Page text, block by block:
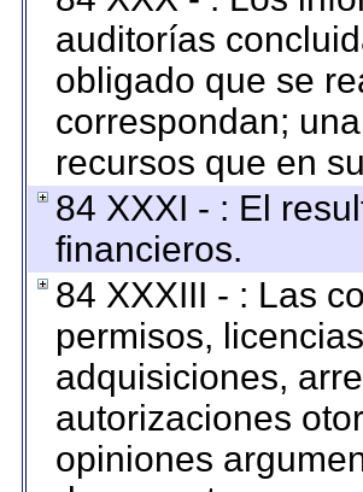
auditorías
obligado que se
correspondan;
recursos que en
84 XXXI - : El
financieros.
84 XXXIII - : Las
permisos,
adquisiciones,
autorizaciones
opiniones